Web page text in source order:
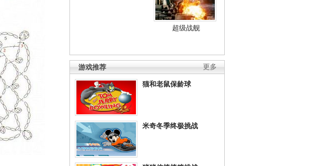
超级战舰
更多
游戏推荐
猫和老鼠保龄球
米奇冬季终极挑战